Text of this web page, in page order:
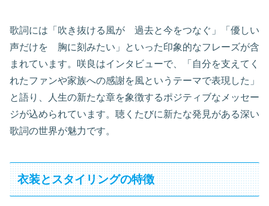
歌詞には「吹き抜ける風が 過去と今をつなぐ」「優しい
声だけを 胸に刻みたい」といった印象的なフレーズが含
まれています。咲良はインタビューで、「自分を支えてく
れたファンや家族への感謝を風というテーマで表現した」
と語り、人生の新たな章を象徴するポジティブなメッセー
ジが込められています。聴くたびに新たな発見がある深い
歌詞の世界が魅力です。
衣装とスタイリングの特徴